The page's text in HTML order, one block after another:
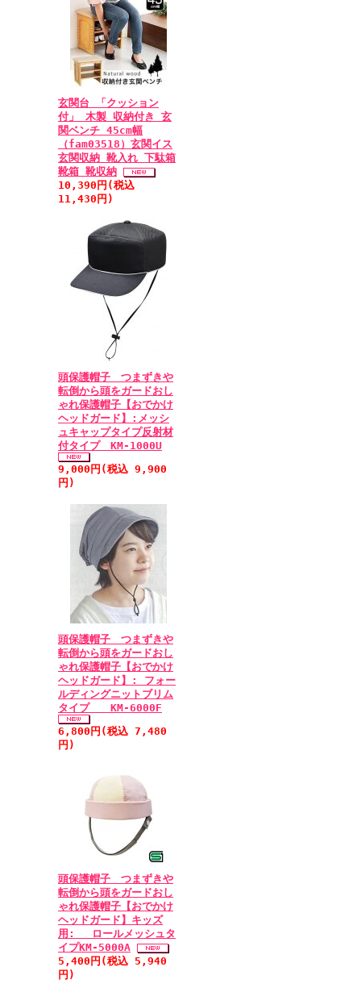
玄関台 「クッション
付」 木製 収納付き 玄
関ベンチ 45cm幅
（fam03518）玄関イス
玄関収納 靴入れ 下駄箱
靴箱 靴収納
10,390円(税込
11,430円)
頭保護帽子 つまずきや
転倒から頭をガードおし
ゃれ保護帽子【おでかけ
ヘッドガード】:メッシ
ュキャップタイプ反射材
付タイプ KM-1000U
9,000円(税込 9,900
円)
頭保護帽子 つまずきや
転倒から頭をガードおし
ゃれ保護帽子【おでかけ
ヘッドガード】: フォー
ルディングニットブリム
タイプ KM-6000F
6,800円(税込 7,480
円)
頭保護帽子 つまずきや
転倒から頭をガードおし
ゃれ保護帽子【おでかけ
ヘッドガード】キッズ
用: ロールメッシュタ
イプKM-5000A
5,400円(税込 5,940
円)